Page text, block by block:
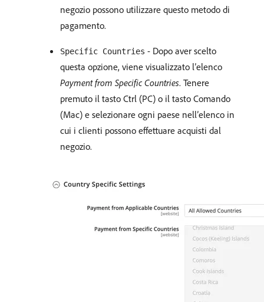
negozio possono utilizzare questo metodo di
pagamento.
Specific Countries - Dopo aver scelto
questa opzione, viene visualizzato l’elenco
Payment from Specific Countries. Tenere
premuto il tasto Ctrl (PC) o il tasto Comando
(Mac) e selezionare ogni paese nell’elenco in
cui i clienti possono effettuare acquisti dal
negozio.